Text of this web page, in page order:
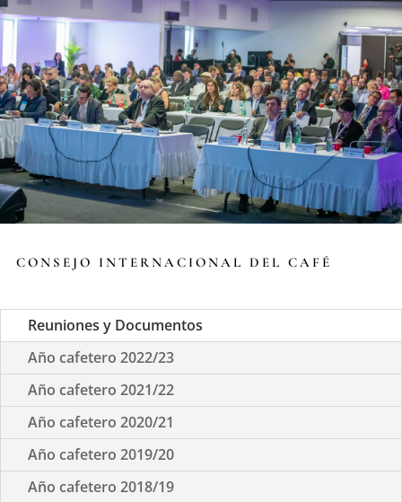
CONSEJO INTERNACIONAL DEL CAFÉ
Reuniones y Documentos
Año cafetero 2022/23
Año cafetero 2021/22
Año cafetero 2020/21
Año cafetero 2019/20
Año cafetero 2018/19